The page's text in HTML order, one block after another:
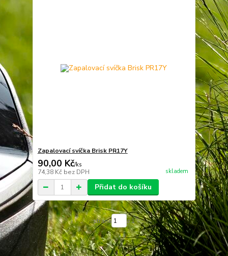
Zapalovací svíčka Brisk PR17Y
90,00 Kč/ks
74,38 Kč bez DPH skladem
Přidat do košíku
strana z 1